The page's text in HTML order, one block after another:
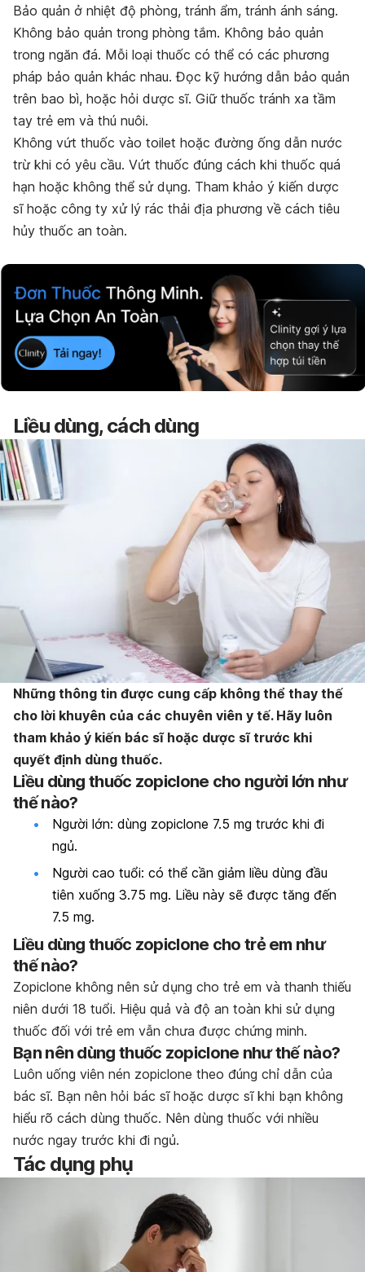
Bảo quản ở nhiệt độ phòng, tránh ẩm, tránh ánh sáng.
Không bảo quản trong phòng tắm. Không bảo quản
trong ngăn đá. Mỗi loại thuốc có thể có các phương
pháp bảo quản khác nhau. Đọc kỹ hướng dẫn bảo quản
trên bao bì, hoặc hỏi dược sĩ. Giữ thuốc tránh xa tầm
tay trẻ em và thú nuôi.
Không vứt thuốc vào toilet hoặc đường ống dẫn nước
trừ khi có yêu cầu. Vứt thuốc đúng cách khi thuốc quá
hạn hoặc không thể sử dụng. Tham khảo ý kiến dược
sĩ hoặc công ty xử lý rác thải địa phương về cách tiêu
hủy thuốc an toàn.
Liều dùng, cách dùng
Những thông tin được cung cấp không thể thay thế
cho lời khuyên của các chuyên viên y tế. Hãy luôn
tham khảo ý kiến bác sĩ hoặc dược sĩ trước khi
quyết định dùng thuốc.
Liều dùng thuốc zopiclone cho người lớn như
thế nào?
Người lớn: dùng zopiclone 7.5 mg trước khi đi
ngủ.
Người cao tuổi: có thể cần giảm liều dùng đầu
tiên xuống 3.75 mg. Liều này sẽ được tăng đến
7.5 mg.
Liều dùng thuốc zopiclone cho trẻ em như
thế nào?
Zopiclone không nên sử dụng cho trẻ em và thanh thiếu
niên dưới 18 tuổi. Hiệu quả và độ an toàn khi sử dụng
thuốc đối với trẻ em vẫn chưa được chứng minh.
Bạn nên dùng thuốc zopiclone như thế nào?
Luôn uống viên nén zopiclone theo đúng chỉ dẫn của
bác sĩ. Bạn nên hỏi bác sĩ hoặc dược sĩ khi bạn không
hiểu rõ cách dùng thuốc. Nên dùng thuốc với nhiều
nước ngay trước khi đi ngủ.
Tác dụng phụ